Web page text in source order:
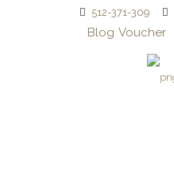
512-371-309
Blog Voucher